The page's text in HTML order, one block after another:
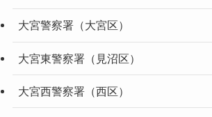
大宮警察署（大宮区）
大宮東警察署（見沼区）
大宮西警察署（西区）